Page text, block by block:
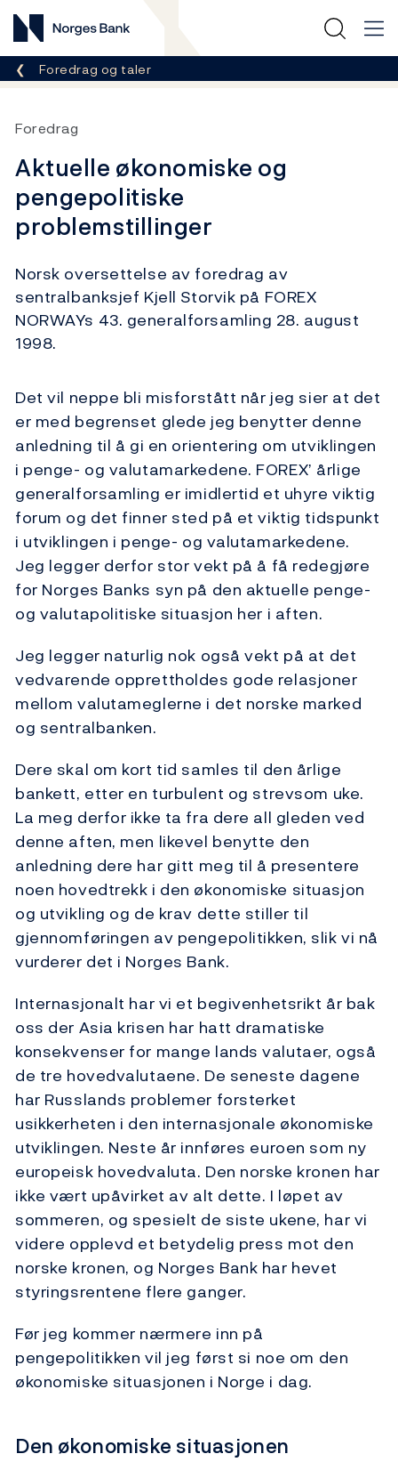
Norges Bank
Her er du nå:
Foredrag og taler
Foredrag
Aktuelle økonomiske og
pengepolitiske
problemstillinger
Norsk oversettelse av foredrag av
sentralbanksjef Kjell Storvik på FOREX
NORWAYs 43. generalforsamling 28. august
1998.
Det vil neppe bli misforstått når jeg sier at det
er med begrenset glede jeg benytter denne
anledning til å gi en orientering om utviklingen
i penge- og valutamarkedene. FOREX’ årlige
generalforsamling er imidlertid et uhyre viktig
forum og det finner sted på et viktig tidspunkt
i utviklingen i penge- og valutamarkedene.
Jeg legger derfor stor vekt på å få redegjøre
for Norges Banks syn på den aktuelle penge-
og valutapolitiske situasjon her i aften.
Jeg legger naturlig nok også vekt på at det
vedvarende opprettholdes gode relasjoner
mellom valutameglerne i det norske marked
og sentralbanken.
Dere skal om kort tid samles til den årlige
bankett, etter en turbulent og strevsom uke.
La meg derfor ikke ta fra dere all gleden ved
denne aften, men likevel benytte den
anledning dere har gitt meg til å presentere
noen hovedtrekk i den økonomiske situasjon
og utvikling og de krav dette stiller til
gjennomføringen av pengepolitikken, slik vi nå
vurderer det i Norges Bank.
Internasjonalt har vi et begivenhetsrikt år bak
oss der Asia krisen har hatt dramatiske
konsekvenser for mange lands valutaer, også
de tre hovedvalutaene. De seneste dagene
har Russlands problemer forsterket
usikkerheten i den internasjonale økonomiske
utviklingen. Neste år innføres euroen som ny
europeisk hovedvaluta. Den norske kronen har
ikke vært upåvirket av alt dette. I løpet av
sommeren, og spesielt de siste ukene, har vi
videre opplevd et betydelig press mot den
norske kronen, og Norges Bank har hevet
styringsrentene flere ganger.
Før jeg kommer nærmere inn på
pengepolitikken vil jeg først si noe om den
økonomiske situasjonen i Norge i dag.
Den økonomiske situasjonen